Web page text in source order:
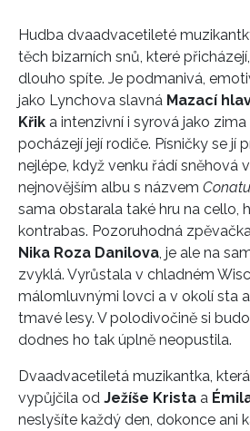
Hudba dvaadvacetileté
těch bizarních snů, které
dlouho spíte. Je podmanivá,
jako Lynchova slavná Mazací
Křik a intenzivní i syrová jako
pocházejí její rodiče. Písničky se jí
nejlépe, když venku řádí sněhová
nejnovějším albu s názvem
sama obstarala také hru na cello,
kontrabas. Pozoruhodná
Nika Roza Danilova , je ale na
zvyklá. Vyrůstala v chladném
málomluvnými lovci a v okolí sta
tmavé lesy. V polodivočině si
dodnes ho tak úplně neopustila.
Dvaadvacetiletá muzikantka,
vypůjčila od Ježíše Krista a
neslyšíte každý den, dokonce ani